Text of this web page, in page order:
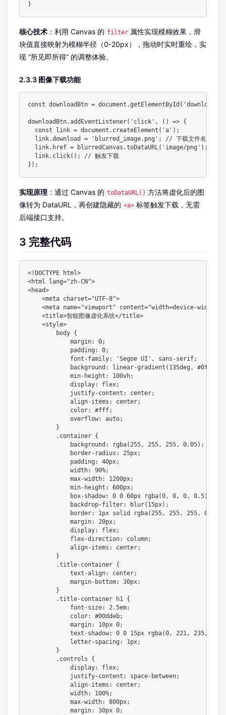
}
核心技术 ：利用 Canvas 的 filter 属性实现模糊效果，滑
块值直接映射为模糊半径（0-20px），拖动时实时重绘，实
现 “所见即所得” 的调整体验。
2.3.3 图像下载功能
const downloadBtn =
downloadBtn.addEventListener('click', () => {
  const link = document.createElement('a');
  link.download = 'blurred_image.png'; // 下载文件名
link.href = blurredCanvas.toDataURL('image/png'); //
  link.click(); // 触发下载
});
实现原理 ：通过 Canvas 的 toDataURL() 方法将虚化后的图
像转为 DataURL，再创建隐藏的 <a> 标签触发下载，无需
后端接口支持。
3 完整代码
<!DOCTYPE html>
<html lang="zh-CN">
<head>
    <meta charset="UTF-8">
<meta name="viewport" content="width=device-width,
    <title>智能图像虚化系统</title>
    <style>
        body {
            margin: 0;
            padding: 0;
            font-family: 'Segoe UI', sans-serif;
background: linear-gradient(135deg,
            min-height: 100vh;
            display: flex;
            justify-content: center;
            align-items: center;
            color: #fff;
            overflow: auto;
        }
        .container {
            background: rgba(255, 255, 255, 0.05);
            border-radius: 25px;
            padding: 40px;
            width: 90%;
            max-width: 1200px;
            min-height: 600px;
            box-shadow: 0 0 60px rgba(0, 0, 0, 0.5);
            backdrop-filter: blur(15px);
            border: 1px solid rgba(255, 255, 255, 0.15);
            margin: 20px;
            display: flex;
            flex-direction: column;
            align-items: center;
        }
        .title-container {
            text-align: center;
            margin-bottom: 30px;
        }
        .title-container h1 {
            font-size: 2.5em;
            color: #00ddeb;
            margin: 10px 0;
text-shadow: 0 0 15px rgba(0, 221, 235,
            letter-spacing: 1px;
        }
        .controls {
            display: flex;
            justify-content: space-between;
            align-items: center;
            width: 100%;
            max-width: 800px;
            margin: 30px 0;